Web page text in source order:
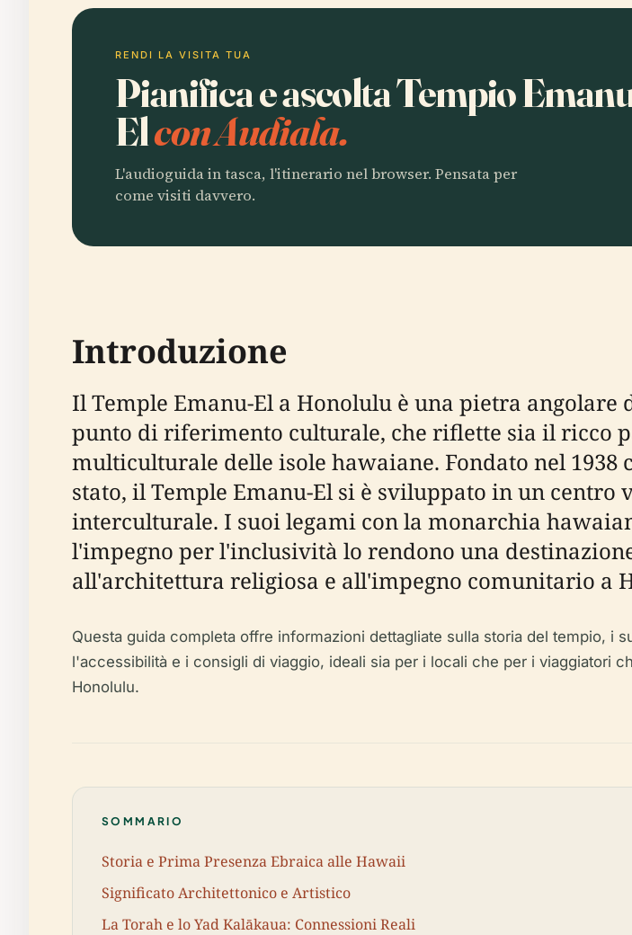
RENDI LA VISITA TUA
Pianifica e ascolta Tempio
Elcon Audiala.
L'audioguida in tasca, l'itinerario nel browser. Pensata per
come visiti davvero.
Introduzione
Il Temple Emanu-El a Honolulu è una pietra
punto di riferimento culturale, che riflette sia il ricco
multiculturale delle isole hawaiane. Fondato nel
stato, il Temple Emanu-El si è sviluppato in un
interculturale. I suoi legami con la monarchia
l'impegno per l'inclusività lo rendono una
all'architettura religiosa e all'impegno comunitario a
Questa guida completa offre informazioni dettagliate sulla storia del tempio, i
l'accessibilità e i consigli di viaggio, ideali sia per i locali che per i viaggiatori
Honolulu.
SOMMARIO
Storia e Prima Presenza Ebraica alle Hawaii
Significato Architettonico e Artistico
La Torah e lo Yad Kalākaua: Connessioni Reali